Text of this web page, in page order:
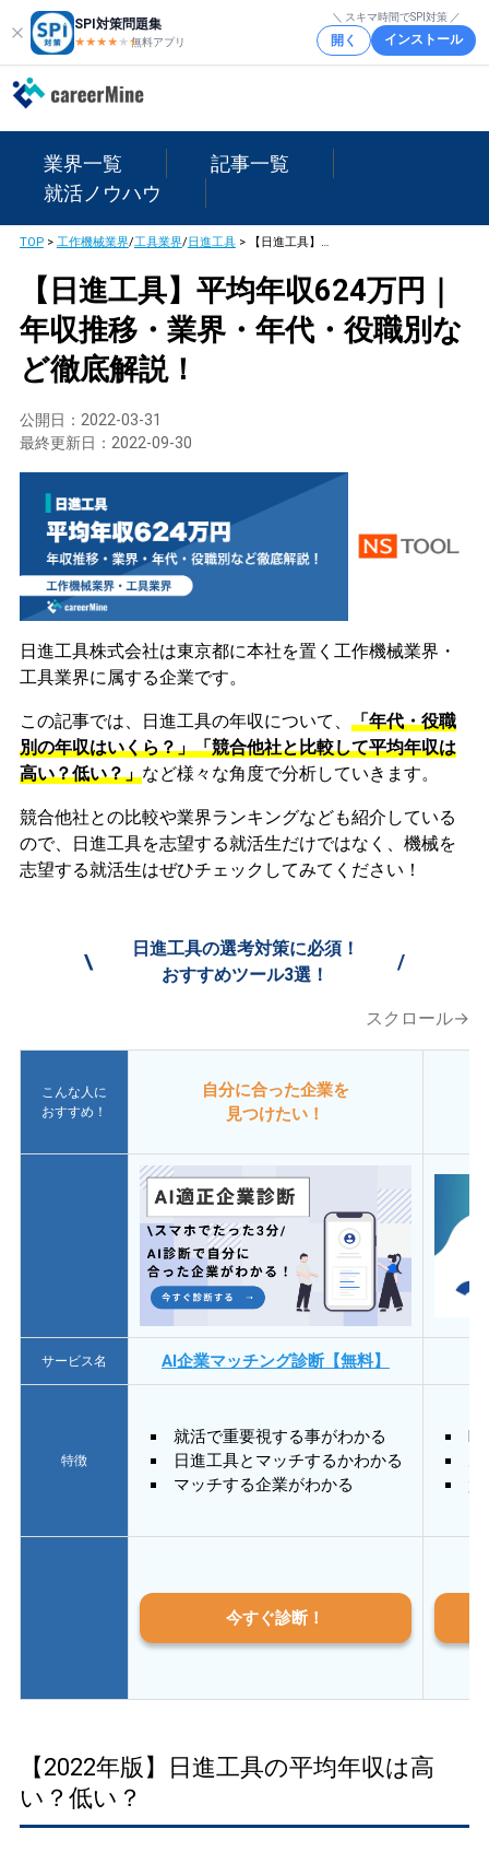
SPI対策問題集
★★★★ ★★
無料アプリ
＼ スキマ時間でSPI対策 ／
開く インストール
業界一覧
記事一覧
就活ノウハウ
TOP> 工作機械業界/工具業界/日進工具> 【日進工具】平均年収624万円｜年収推移・業界・年代・役職別など徹底解説！
【日進工具】平均年収624万円｜
年収推移・業界・年代・役職別な
ど徹底解説！
公開日： 2022-03-31
最終更新日： 2022-09-30
日進工具株式会社は東京都に本社を置く工作機械業界・
工具業界に属する企業です。
この記事では、日進工具の年収について、 「年代・役職
別の年収はいくら？」「競合他社と比較して平均年収は
高い？低い？」など様々な角度で分析していきます。
競合他社との比較や業界ランキングなども紹介している
ので、日進工具を志望する就活生だけではなく、機械を
志望する就活生はぜひチェックしてみてください！
\
日進工具の選考対策に必須！
おすすめツール3選！
/
スクロール→
こんな人に
おすすめ！
自分に合った企業を
見つけたい！
サービス名 AI企業マッチング診断【無料】
特徴
就活で重要視する事がわかる
日進工具とマッチするかわかる
マッチする企業がわかる
質
今すぐ診断！
【2022年版】日進工具の平均年収は高
い？低い？